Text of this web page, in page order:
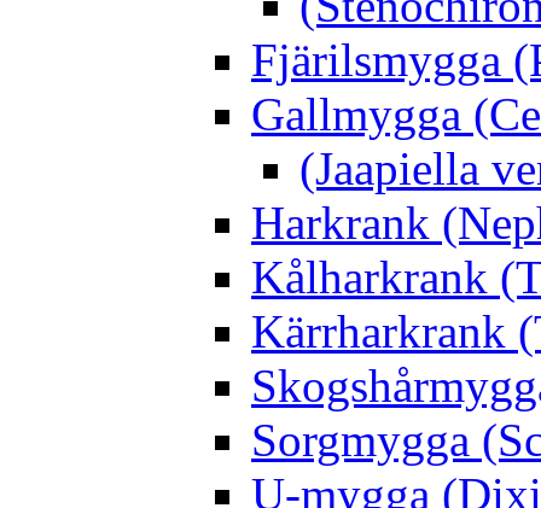
Fjärilsmygga
Gallmygga
(Jaapiella
Harkrank
Kålharkrank
Kärrharkrank
Sorgmygga
U-mygga